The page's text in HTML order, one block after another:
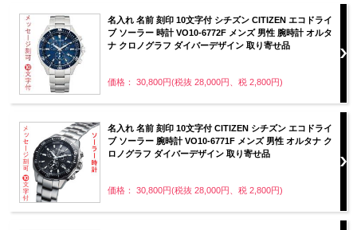
名入れ 名前 刻印 10文字付 シチズン CITIZEN エコドライ
ブ ソーラー 時計 VO10-6772F メンズ 男性 腕時計 オルタ
ナ クロノグラフ ダイバーデザイン 取り寄せ品
価格： 30,800円(税抜 28,000円、税 2,800円)
名入れ 名前 刻印 10文字付 CITIZEN シチズン エコドライ
ブ ソーラー 腕時計 VO10-6771F メンズ 男性 オルタナ ク
ロノグラフ ダイバーデザイン 取り寄せ品
価格： 30,800円(税抜 28,000円、税 2,800円)